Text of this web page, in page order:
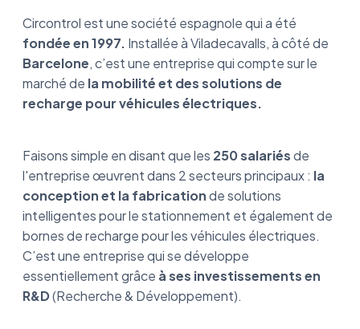
Circontrol est une société espagnole qui a été
fondée en 1997. Installée à Viladecavalls, à côté de
Barcelone, c’est une entreprise qui compte sur le
marché de la mobilité et des solutions de
recharge pour véhicules électriques.
Faisons simple en disant que les 250 salariésde
l'entreprise œuvrent dans 2 secteurs principaux : la
conception et la fabricationde solutions
intelligentes pour le stationnement et également de
bornes de recharge pour les véhicules électriques.
C’est une entreprise qui se développe
essentiellement grâce à ses investissements en
R&D(Recherche & Développement).